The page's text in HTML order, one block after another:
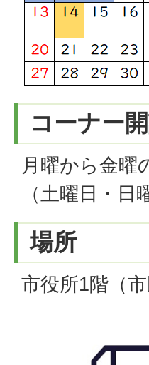
コーナー
月曜から金曜
（土曜日・
場所
市役所1階（市